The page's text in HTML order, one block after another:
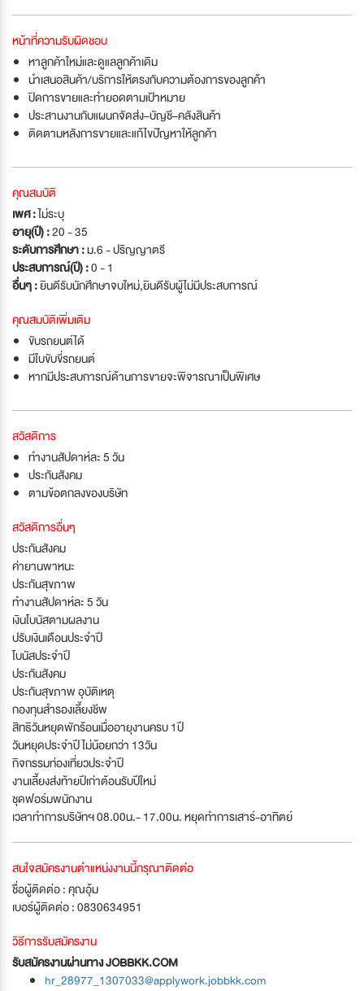
หน้าที่ความรับผิดชอบ
หาลูกค้าใหม่และดูแลลูกค้าเดิม
นำเสนอสินค้า/บริการให้ตรงกับความต้องการของลูกค้า
ปิดการขายและทำยอดตามเป้าหมาย
ประสานงานกับแผนกจัดส่ง–บัญชี–คลังสินค้า
ติดตามหลังการขายและแก้ไขปัญหาให้ลูกค้า
คุณสมบัติ
เพศ :ไม่ระบุ
อายุ(ปี) :20 - 35
ระดับการศึกษา :ม.6 - ปริญญาตรี
ประสบการณ์(ปี) :0 - 1
อื่นๆ :ยินดีรับนักศึกษาจบใหม่,ยินดีรับผู้ไม่มีประสบการณ์
คุณสมบัติเพิ่มเติม
ขับรถยนต์ได้
มีใบขับขี่รถยนต์
หากมีประสบการณ์ด้านการขายจะพิจารณาเป็นพิเศษ
สวัสดิการ
ทำงานสัปดาห์ละ 5 วัน
ประกันสังคม
ตามข้อตกลงของบริษัท
สวัสดิการอื่นๆ
ประกันสังคม
ค่ายานพาหนะ
ประกันสุขภาพ
ทำงานสัปดาห์ละ 5 วัน
เงินโบนัสตามผลงาน
ปรับเงินเดือนประจำปี
โบนัสประจำปี
ประกันสังคม
ประกันสุขภาพ อุบัติเหตุ
กองทุนสำรองเลี้ยงชีพ
สิทธิวันหยุดพักร้อนเมื่ออายุงานครบ 1ปี
วันหยุดประจำปี ไม่น้อยกว่า 13วัน
กิจกรรมท่องเที่ยวประจำปี
งานเลี้ยงส่งท้ายปีเก่าต้อนรับปีใหม่
ชุดฟอร์มพนักงาน
เวลาทำการบริษัทฯ 08.00น.- 17.00น. หยุดทำการเสาร์-อาทิตย์
สนใจสมัครงานตำแหน่งงานนี้กรุณาติดต่อ
ชื่อผู้ติดต่อ : คุณอุ้ม
เบอร์ผู้ติดต่อ : 0830634951
วิธีการรับสมัครงาน
รับสมัครงานผ่านทาง JOBBKK.COM
hr_28977_1307033@applywork.jobbkk.com